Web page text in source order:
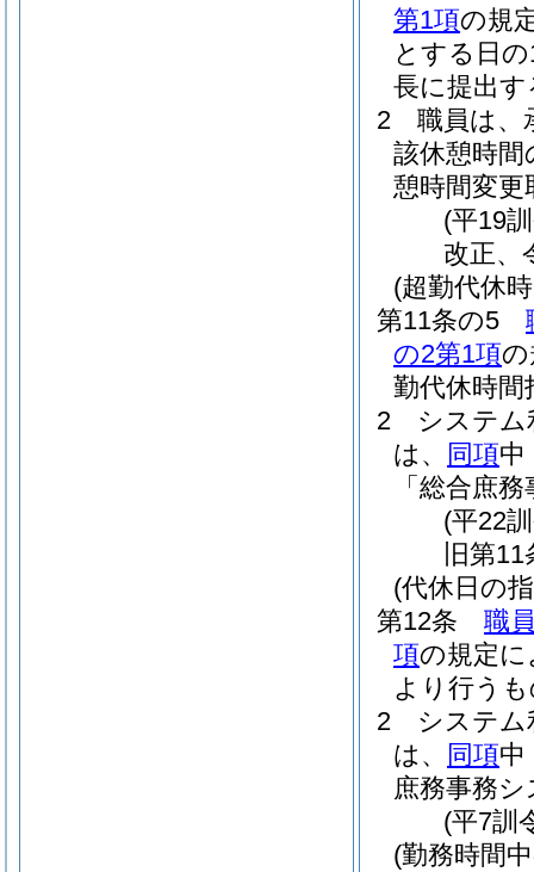
第1項の規
とする日
長に提出
2
職員は、
該休憩時
憩時間変
(平19
改正、
(超勤代休
第11条の5
の2第1項の
勤代休時
2
システム
は、
同項中
「総合庶
(平22
旧第
(代休日の
第12条
職
項の規定に
より行う
2
システム
は、
同項中
庶務事務
(平7訓
(勤務時間